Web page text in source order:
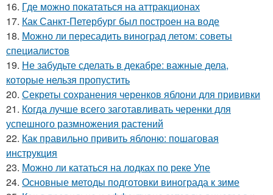
16. Где можно покататься на аттракционах
17. Как Санкт-Петербург был построен на воде
18. Можно ли пересадить виноград летом: советы
специалистов
19. Не забудьте сделать в декабре: важные дела,
которые нельзя пропустить
20. Секреты сохранения черенков яблони для прививки
21. Когда лучше всего заготавливать черенки для
успешного размножения растений
22. Как правильно привить яблоню: пошаговая
инструкция
23. Можно ли кататься на лодках по реке Упе
24. Основные методы подготовки винограда к зиме